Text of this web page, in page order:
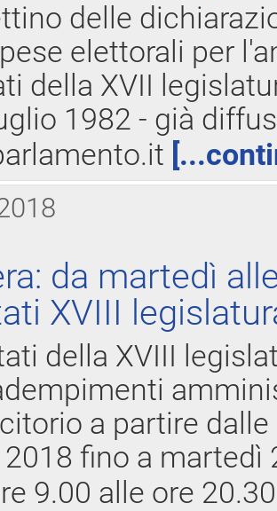
delle
elettorali per
della XVII
1982 - già
da martedì
XVIII
della XVIII
a partire
fino a
9.00 alle ore